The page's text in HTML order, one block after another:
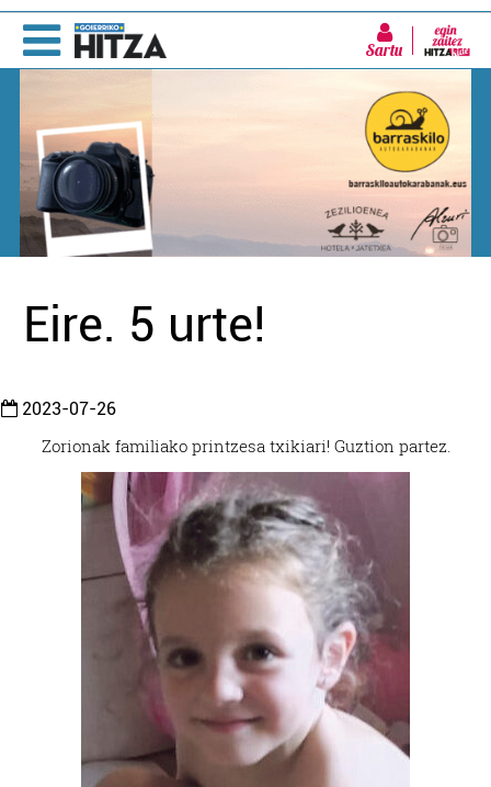
Sartu
Eire. 5 urte!
2023-07-26
Zorionak familiako printzesa txikiari! Guztion partez.